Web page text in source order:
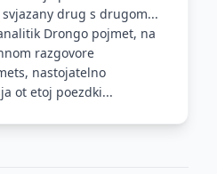
drug s drugom...
Drongo pojmet, na
razgovore
nastojatelno
ot etoj poezdki...